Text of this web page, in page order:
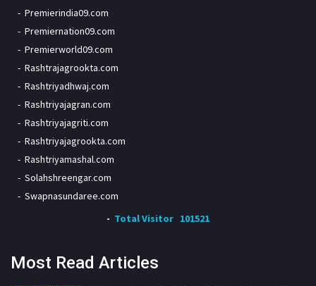
Premierindia09.com
Premiernation09.com
Premierworld09.com
Rashtrajagrookta.com
Rashtriyadhwaj.com
Rashtriyajagran.com
Rashtriyajagriti.com
Rashtriyajagrookta.com
Rashtriyamashal.com
Solahshreengar.com
Swapnasundaree.com
Total Visitor 101521
Most Read Articles